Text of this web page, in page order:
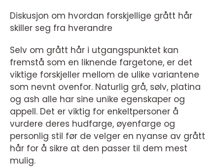
Diskusjon om hvordan forskjellige grått hår
skiller seg fra hverandre
Selv om grått hår i utgangspunktet kan
fremstå som en liknende fargetone, er det
viktige forskjeller mellom de ulike variantene
som nevnt ovenfor. Naturlig grå, sølv, platina
og ash alle har sine unike egenskaper og
appell. Det er viktig for enkeltpersoner å
vurdere deres hudfarge, øyenfarge og
personlig stil før de velger en nyanse av grått
hår for å sikre at den passer til dem mest
mulig.